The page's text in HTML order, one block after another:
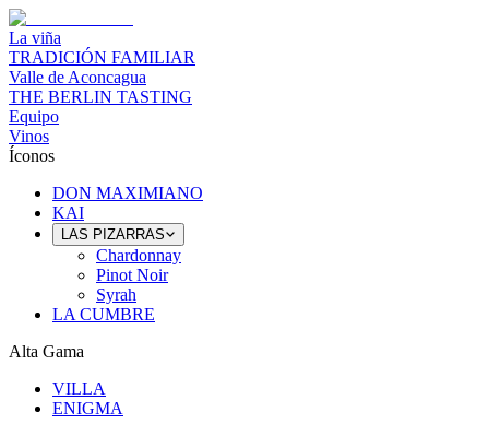
La viña
TRADICIÓN FAMILIAR
Valle de Aconcagua
THE BERLIN TASTING
Equipo
Vinos
Íconos
DON MAXIMIANO
KAI
LAS PIZARRAS
Chardonnay
Pinot Noir
Syrah
LA CUMBRE
Alta Gama
VILLA
ENIGMA